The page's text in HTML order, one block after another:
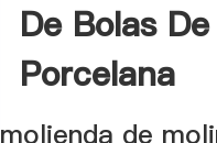
De Bolas De
Porcelana
molienda de